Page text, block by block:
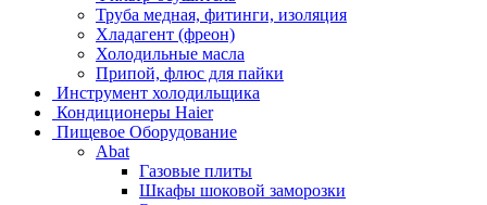
Труба медная, фитинги, изоляция
Хладагент (фреон)
Холодильные масла
Припой, флюс для пайки
Инструмент холодильщика
Кондиционеры Haier
Пищевое Оборудование
Abat
Газовые плиты
Шкафы шоковой заморозки